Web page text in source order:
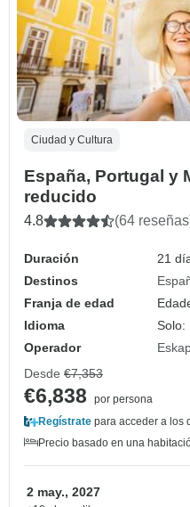
Ciudad y Cultura
España, Portugal y
reducido
4.8 (64
Duración
21
Destinos
Franja de edad
Idioma
Solo:
Operador
Desde €7,353
€6,838
por persona
Regístrate para acceder a los
Precio basado en una
2 may., 2027